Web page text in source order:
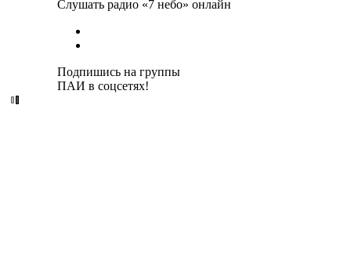
Слушать радио «7 небо» онлайн
Подпишись на группы
ПАИ в соцсетях!